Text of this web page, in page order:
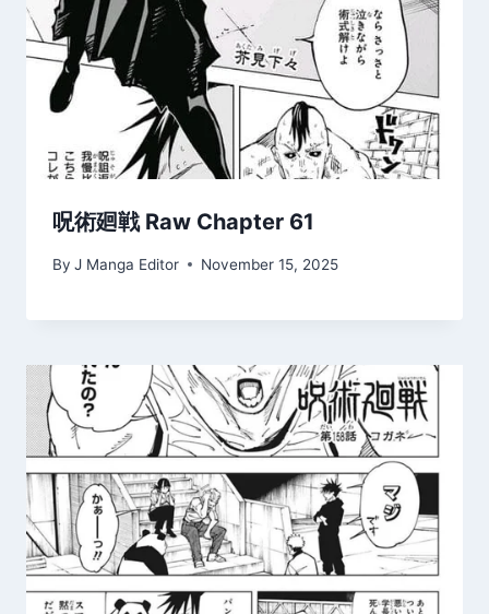
呪術廻戦 Raw Chapter 61
By J Manga Editor November 15, 2025